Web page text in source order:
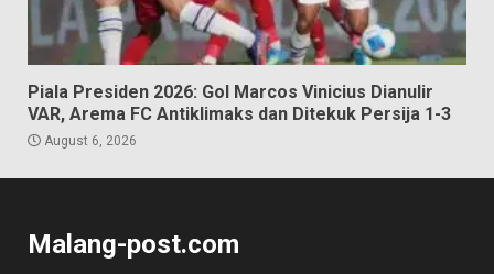
Piala Presiden 2026: Gol Marcos Vinicius Dianulir
VAR, Arema FC Antiklimaks dan Ditekuk Persija 1-3
August 6, 2026
Malang-post.com